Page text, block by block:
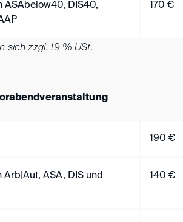
ASAbelow40, DIS40,
170 €
sich zzgl. 19 % USt.
190 €
Arb|Aut, ASA, DIS und
140 €